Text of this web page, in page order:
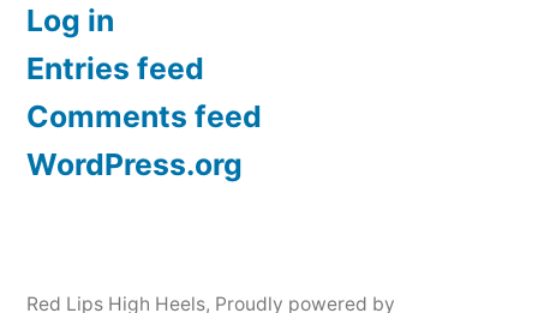
Log in
Entries feed
Comments feed
WordPress.org
Red Lips High Heels, Proudly powered by